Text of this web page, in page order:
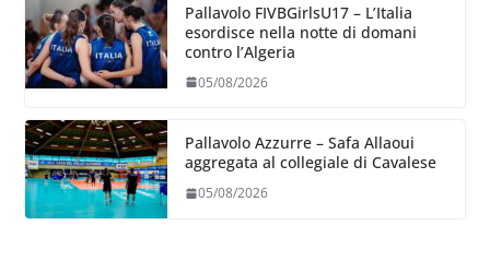
Pallavolo FIVBGirlsU17 – L’Italia
esordisce nella notte di domani
contro l’Algeria
05/08/2026
Pallavolo Azzurre – Safa Allaoui
aggregata al collegiale di Cavalese
05/08/2026